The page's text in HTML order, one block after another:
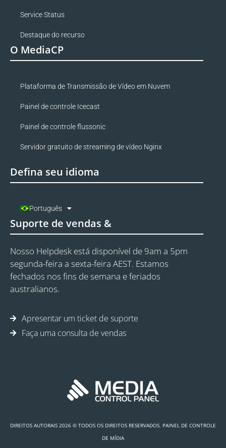
Service Status
Destaque do recurso
O MediaCP
Plataforma de Transmissão de Vídeo em Nuvem
Painel de controle Icecast
Painel de controle flussonic
Servidor gratuito de streaming de vídeo Nginx
Defina seu idioma
Português
Suporte de vendas &
Nosso Helpdesk está disponível de 9am a 5pm
segunda-feira a sexta-feira AEST. Estamos
fechados nos fins de semana e feriados
australianos.
Apresentar um ticket de suporte
Faça uma consulta de vendas
DIREITOS AUTORAIS 2026 © TODOS OS DIREITOS RESERVADOS. PAINEL DE CONTROLE
DE MÍDIA